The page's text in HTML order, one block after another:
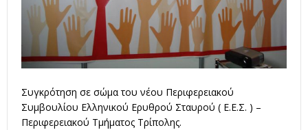
Συγκρότηση σε σώμα του νέου Περιφερειακού
Συμβουλίου Ελληνικού Ερυθρού Σταυρού ( Ε.Ε.Σ. ) –
Περιφερειακού Τμήματος Τρίπολης.